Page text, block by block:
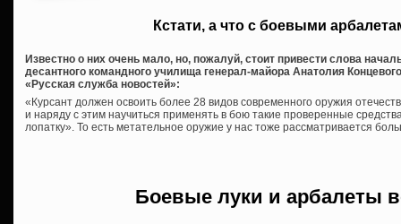
Кстати, а что с боевыми
Известно о них очень мало, но, пожалуй, стоит привести слова
десантного командного училища генерал-майора Анатолия
«Русская служба новостей»:
«Курсант должен освоить более 28 видов современного оружия
и наряду с этим научиться применять в бою такие проверенные
лопатку». То есть метательное оружие у нас тоже рассматривается
Боевые луки и арбалеты